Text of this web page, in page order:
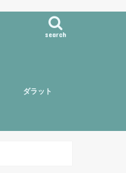
search
ダラット